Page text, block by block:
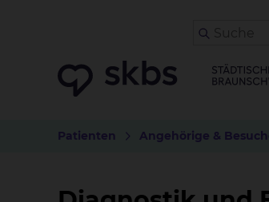
Patienten Angehörige &